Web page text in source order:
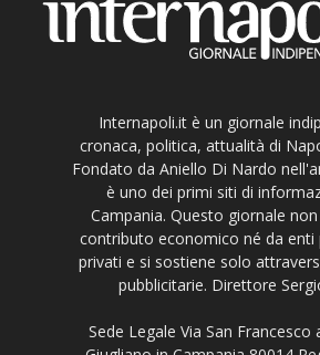
Internapoli.it è un giornale
cronaca, politica, attualità di
Fondato da Aniello Di Nardo
è uno dei primi siti di
Campania. Questo giornale
contributo economico né da enti
privati e si sostiene solo
pubblicitarie. Direttore
Sede Legale Via San Francesco